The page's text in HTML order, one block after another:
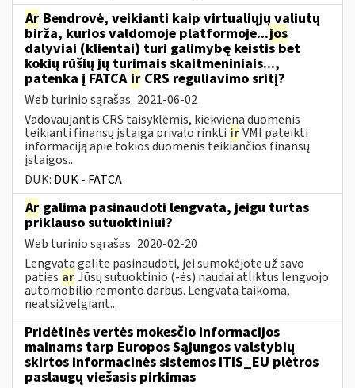
Ar Bendrovė, veikianti kaip virtualiųjų valiutų
birža, kurios valdomoje platformoje...jos
dalyviai (klientai) turi galimybę keistis bet
kokių rūšių jų turimais skaitmeniniais...,
patenka į FATCA ir CRS reguliavimo sritį?
Web turinio sąrašas 2021-06-02
Vadovaujantis CRS taisyklėmis, kiekviena duomenis
teikianti finansų įstaiga privalo rinkti irVMI pateikti
informaciją apie tokios duomenis teikiančios finansų
įstaigos...
DUK: DUK - FATCA
Ar galima pasinaudoti lengvata, jeigu turtas
priklauso sutuoktiniui?
Web turinio sąrašas 2020-02-20
Lengvata galite pasinaudoti, jei sumokėjote už savo
paties arJūsų sutuoktinio (-ės) naudai atliktus lengvojo
automobilio remonto darbus. Lengvata taikoma,
neatsižvelgiant...
Pridėtinės vertės mokesčio informacijos
mainams tarp Europos Sąjungos valstybių
skirtos informacinės sistemos ITIS_EU plėtros
paslaugų viešasis pirkimas